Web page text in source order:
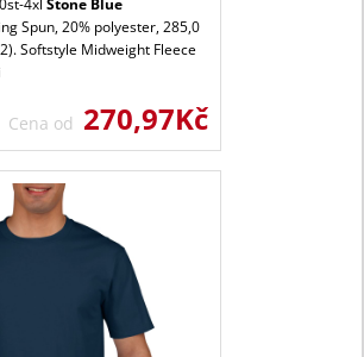
Spun, 20% polyester, 285,0
Softstyle Midweight Fleece
Cena od 270,97Kč